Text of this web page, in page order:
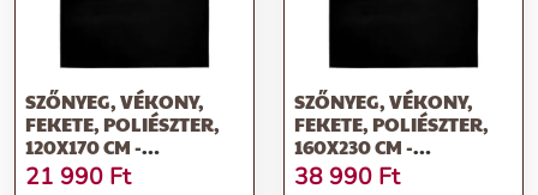
SZŐNYEG, VÉKONY,
FEKETE, POLIÉSZTER,
120X170 CM -
AMBERLYN
21 990 Ft
SZŐNYEG, VÉKONY,
FEKETE, POLIÉSZTER,
160X230 CM -
AMBERLYN
38 990 Ft